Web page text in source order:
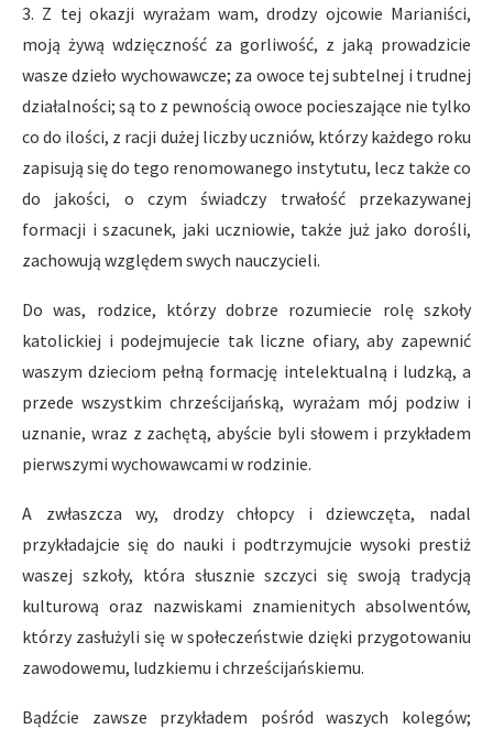
3. Z tej okazji wyrażam wam, drodzy ojcowie Marianiści,
moją żywą wdzięczność za gorliwość, z jaką prowadzicie
wasze dzieło wychowawcze; za owoce tej subtelnej i trudnej
działalności; są to z pewnością owoce pocieszające nie tylko
co do ilości, z racji dużej liczby uczniów, którzy każdego roku
zapisują się do tego renomowanego instytutu, lecz także co
do jakości, o czym świadczy trwałość przekazywanej
formacji i szacunek, jaki uczniowie, także już jako dorośli,
zachowują względem swych nauczycieli.
Do was, rodzice, którzy dobrze rozumiecie rolę szkoły
katolickiej i podejmujecie tak liczne ofiary, aby zapewnić
waszym dzieciom pełną formację intelektualną i ludzką, a
przede wszystkim chrześcijańską, wyrażam mój podziw i
uznanie, wraz z zachętą, abyście byli słowem i przykładem
pierwszymi wychowawcami w rodzinie.
A zwłaszcza wy, drodzy chłopcy i dziewczęta, nadal
przykładajcie się do nauki i podtrzymujcie wysoki prestiż
waszej szkoły, która słusznie szczyci się swoją tradycją
kulturową oraz nazwiskami znamienitych absolwentów,
którzy zasłużyli się w społeczeństwie dzięki przygotowaniu
zawodowemu, ludzkiemu i chrześcijańskiemu.
Bądźcie zawsze przykładem pośród waszych kolegów;